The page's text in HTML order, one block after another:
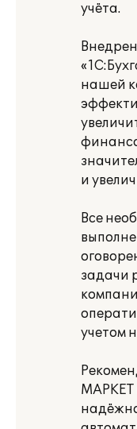
учёта.
нашей
и
Все
задачи
учетом
МАРКЕТ